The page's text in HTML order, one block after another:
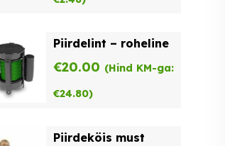
Piirdelint – roheline
€20.00 (Hind KM-ga:
€24.80)
Piirdeköis must